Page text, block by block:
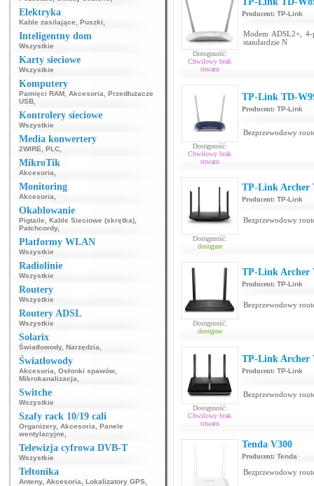
Elektryka
Kable zasilające Puszki
Inteligentny dom
Wszystkie
Karty sieciowe
Wszystkie
Komputery
Pamięci RAM Akcesoria
Przedłużacze
USB
Kontrolery sieciowe
Wszystkie
Media konwertery
2WIRE PLC
MikroTik
Akcesoria
Monitoring
Akcesoria
Okablowanie
Pigtaile Kable Sieciowe (skrętka)
Patchcordy,
Platformy WLAN
Wszystkie
Radiolinie
Wszystkie
Routery
Wszystkie
Routery ADSL
Wszystkie
Solarix
Światłowody, Narzędzia
Światłowody
Akcesoria Osłonki spawów
Mikrokanalizacja
Switche
Wszystkie
Szafy rack 10/19 cali
Organizery, Akcesoria
Panele
wentylacyjne
Telewizja cyfrowa DVB-T
Wszystkie
Teltonika
Anteny, Akcesoria Lokalizatory GPS
Dostępność:
Chwilowy brak
towaru
Producent: TP-Link
Modem ADSL2+,
standardzie N
Dostępność:
Chwilowy brak
towaru
TP-Link TD-
Producent: TP-Link
Bezprzewodowy
Dostępność:
dostępne
TP-Link Archer
Producent: TP-Link
Bezprzewodowy
Dostępność:
dostępne
TP-Link Archer
Producent: TP-Link
Bezprzewodowy
Dostępność:
Chwilowy brak
towaru
TP-Link Archer
Producent: TP-Link
Bezprzewodowy
Tenda V300
Producent: Tenda
Bezprzewodowy